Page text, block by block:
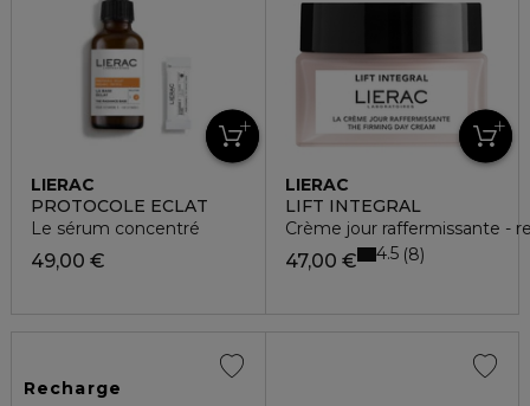
LIERAC
PROTOCOLE ECLAT
Le sérum concentré
49,00 €
LIERAC
LIFT INTEGRAL
Crème jour raffermissante -
47,00 € 4.5 8
Recharge